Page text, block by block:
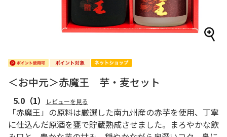
＜お中元＞赤魔王 芋・麦セット
5.0 （1） レビューを見る
「赤魔王」の原料は厳選した南九州産の赤芋を使用、丁寧
に仕込んだ原酒を甕で貯蔵熟成させました。まろやかな飲